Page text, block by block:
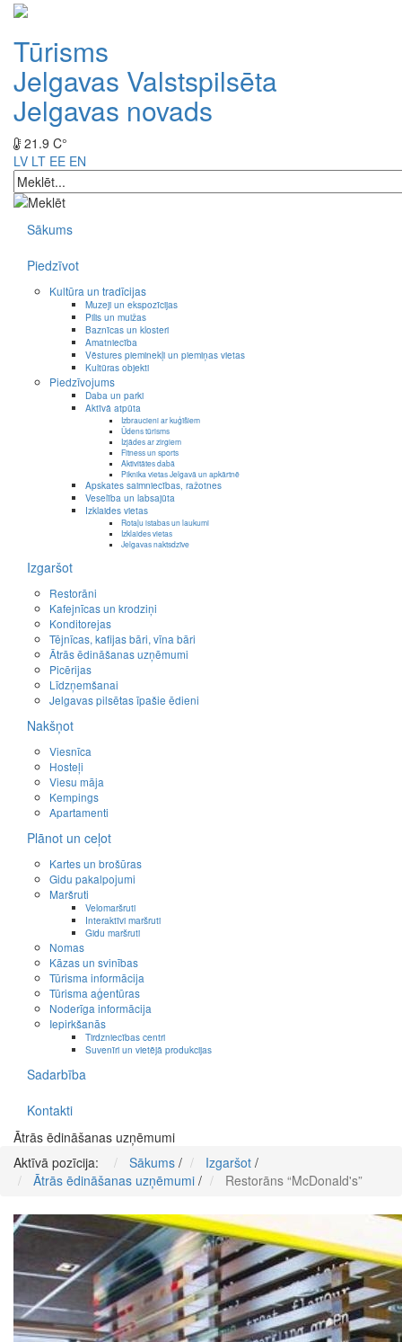
Tūrisms
Jelgavas Valstspilsēta
Jelgavas novads
21.9 C°
LV LT EE EN
Sākums
Piedzīvot
Kultūra un tradīcijas
Muzeji un ekspozīcijas
Pilis un muižas
Baznīcas un klosteri
Amatniecība
Vēstures pieminekļi un piemiņas vietas
Kultūras objekti
Piedzīvojums
Daba un parki
Aktīvā atpūta
Izbraucieni ar kuģīšiem
Ūdens tūrisms
Izjādes ar zirgiem
Fitness un sports
Aktivitātes dabā
Piknika vietas Jelgavā un apkārtnē
Apskates saimniecības, ražotnes
Veselība un labsajūta
Izklaides vietas
Rotaļu istabas un laukumi
Izklaides vietas
Jelgavas naktsdzīve
Izgaršot
Restorāni
Kafejnīcas un krodziņi
Konditorejas
Tējnīcas, kafijas bāri, vīna bāri
Ātrās ēdināšanas uzņēmumi
Picērijas
Līdzņemšanai
Jelgavas pilsētas īpašie ēdieni
Nakšņot
Viesnīca
Hosteļi
Viesu māja
Kempings
Apartamenti
Plānot un ceļot
Kartes un brošūras
Gidu pakalpojumi
Maršruti
Velomaršruti
Interaktīvi maršruti
Gidu maršruti
Nomas
Kāzas un svinības
Tūrisma informācija
Tūrisma aģentūras
Noderīga informācija
Iepirkšanās
Tirdzniecības centri
Suvenīri un vietējā produkcijas
Sadarbība
Kontakti
Ātrās ēdināšanas uzņēmumi
Aktīvā pozīcija:
Sākums / Izgaršot /
Ātrās ēdināšanas uzņēmumi / Restorāns “McDonald's”